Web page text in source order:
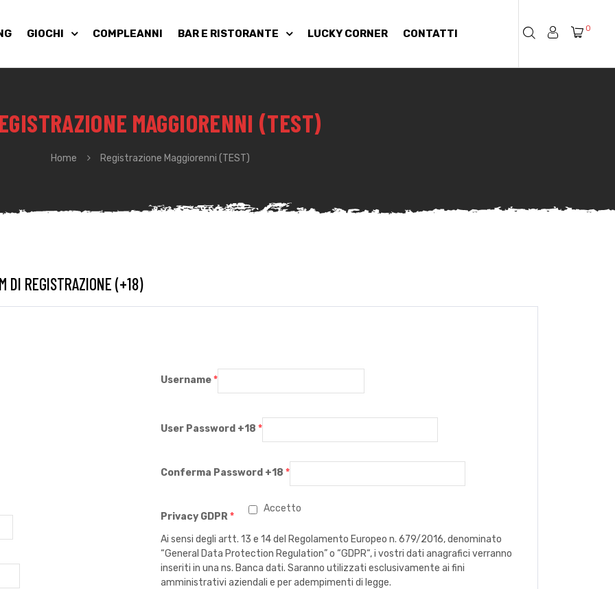
GIOCHI COMPLEANNI BAR E RISTORANTE LUCKY CORNER CONTATTI 0
MAGGIORENNI (TEST)
Home Registrazione Maggiorenni (TEST)
DI REGISTRAZIONE (+18)
Username*
User Password +18 *
Conferma Password +18 *
Privacy GDPR*
Accetto
Ai sensi degli artt. 13 e 14 del Regolamento Europeo n. 679/2016, denominato
“General Data Protection Regulation” o “GDPR“, i vostri dati anagrafici verranno
inseriti in una ns. Banca dati. Saranno utilizzati esclusivamente ai fini
amministrativi aziendali e per adempimenti di legge.